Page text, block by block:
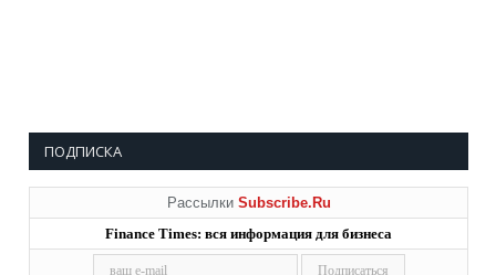
ПОДПИСКА
Рассылки Subscribe.Ru
Finance Times: вся информация для бизнеса